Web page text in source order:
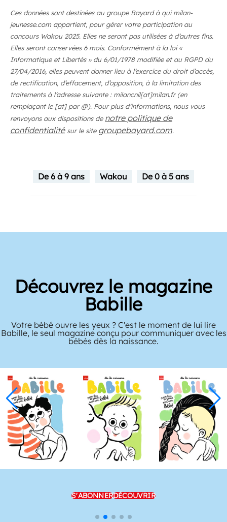
Ces données sont destinées au groupe Bayard à qui milan-
jeunesse.com appartient, pour gérer votre participation au
concours Wakou 2025. Elles ne seront pas utilisées à d’autres fins.
Elles seront conservées 6 mois. Conformément à la loi «
Informatique et Libertés » du 6/01/1978 modifiée et au RGPD du
27/04/2016, elles peuvent donner lieu à l’exercice du droit d’accès,
de rectification, d’effacement, d’opposition, à la limitation des
traitements à l’adresse suivante : milancnil[at]milan.fr (en
remplaçant le [at] par @). Pour plus d’informations, nous vous
renvoyons aux dispositions de notre politique de
confidentialitésur le site groupebayard.com.
De 6 à 9 ans Wakou De 0 à 5 ans
Découvrez le magazine
Babille
Votre bébé ouvre les yeux ? C'est le moment de lui lire
Babille, le seul magazine conçu pour communiquer avec les
bébés dès la naissance.
S'ABONNERDÉCOUVRIR